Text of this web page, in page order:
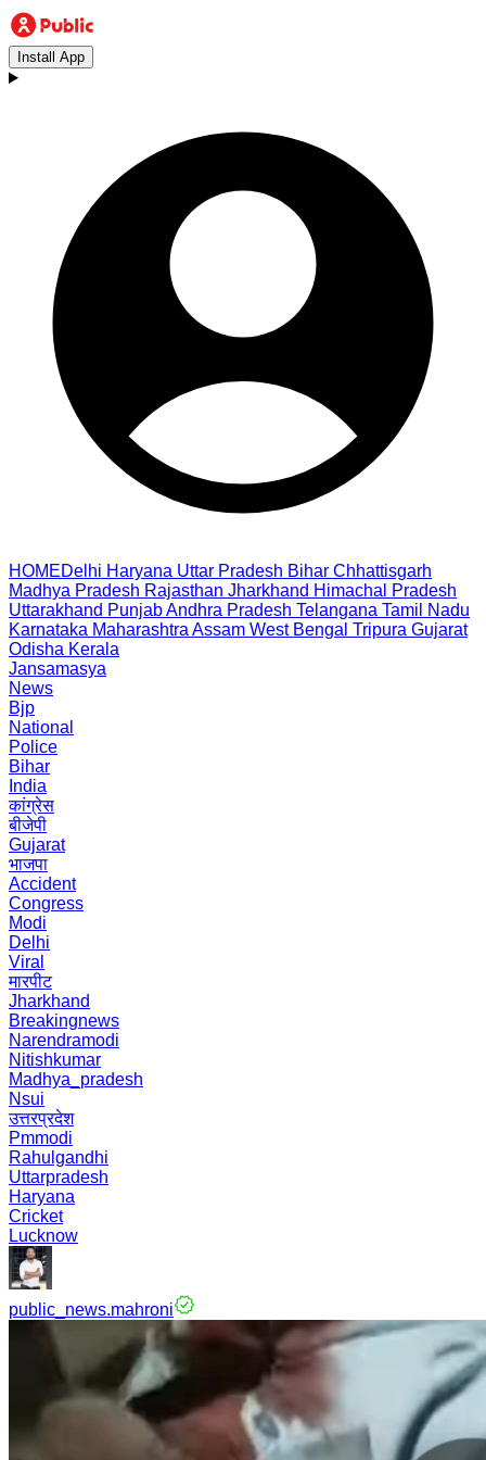
Install App
HOMEDelhi Haryana Uttar Pradesh Bihar Chhattisgarh
Madhya Pradesh Rajasthan Jharkhand Himachal Pradesh
Uttarakhand PunjabAndhra Pradesh Telangana Tamil Nadu
Karnataka Maharashtra Assam West Bengal Tripura Gujarat
Odisha Kerala
Jansamasya
News
Bjp
National
Police
Bihar
India
कांग्रेस
बीजेपी
Gujarat
भाजपा
Accident
Congress
Modi
Delhi
Viral
मारपीट
Jharkhand
Breakingnews
Narendramodi
Nitishkumar
Madhya_pradesh
Nsui
उत्तरप्रदेश
Pmmodi
Rahulgandhi
Uttarpradesh
Haryana
Cricket
Lucknow
public_news.mahroni